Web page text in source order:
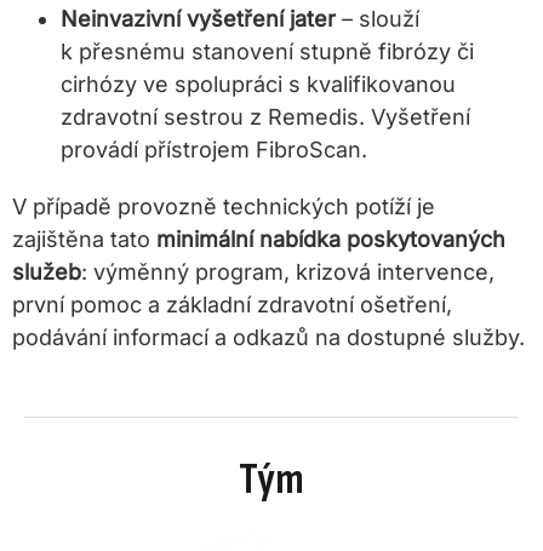
Neinvazivní vyšetření jater– slouží
k přesnému stanovení stupně fibrózy či
cirhózy ve spolupráci s kvalifikovanou
zdravotní sestrou z Remedis. Vyšetření
provádí přístrojem FibroScan.
V případě provozně technických potíží je
zajištěna tato minimální nabídka poskytovaných
služeb: výměnný program, krizová intervence,
první pomoc a základní zdravotní ošetření,
podávání informací a odkazů na dostupné služby.
Tým